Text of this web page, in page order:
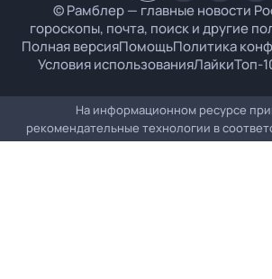
© Рамблер — главные новости
гороскопы, почта, поиск и другие
Полная версияПомощьПолитика
Условия использованияЛайкиТоп-
На информационном ресурсе
рекомендательные технологии в